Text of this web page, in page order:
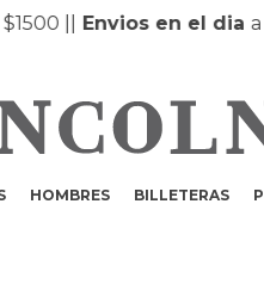
||Envios en el diaa
HOMBRES BILLETERAS